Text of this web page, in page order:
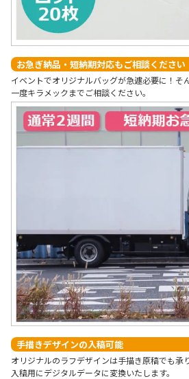
お急ぎ納品・短納期対応もご相談ください
イベントでオリジナルバッグが急遽必要に！そ
一度キラメックまでご相談ください。
手描きデザインの入稿可能
オリジナルのラフデザインは手描き原稿でも承
入稿用にデジタルデータに変換いたします。